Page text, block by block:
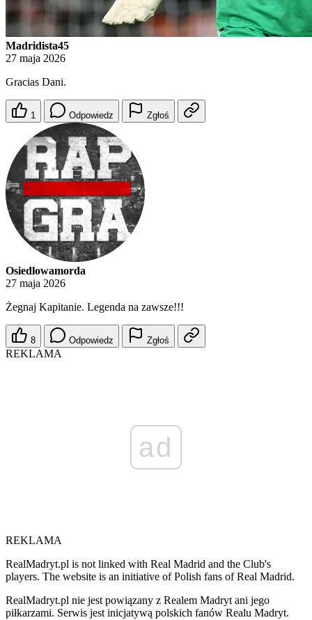
Madridista45
27 maja 2026
Gracias Dani.
1 Odpowiedz Zgłoś
Osiedlowamorda
27 maja 2026
Żegnaj Kapitanie. Legenda na zawsze!!!
8 Odpowiedz Zgłoś
REKLAMA
ad
REKLAMA
RealMadryt.pl is not linked with Real Madrid and the Club's
players. The website is an initiative of Polish fans of Real Madrid.
RealMadryt.pl nie jest powiązany z Realem Madryt ani jego
piłkarzami. Serwis jest inicjatywą polskich fanów Realu Madryt.